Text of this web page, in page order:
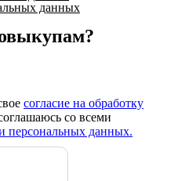
данных
согласие на обработку
со всеми
персональных данных.